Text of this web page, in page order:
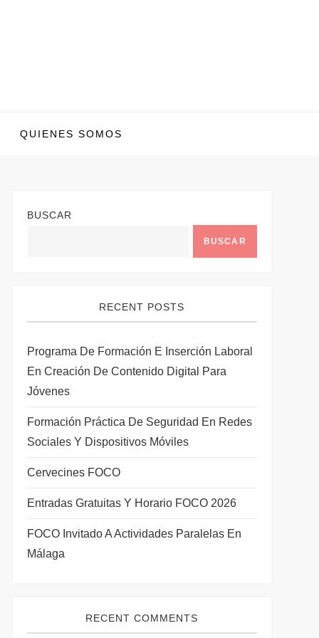
QUIENES SOMOS
BUSCAR
BUSCAR
RECENT POSTS
Programa De Formación E Inserción Laboral
En Creación De Contenido Digital Para
Jóvenes
Formación Práctica De Seguridad En Redes
Sociales Y Dispositivos Móviles
Cervecines FOCO
Entradas Gratuitas Y Horario FOCO 2026
FOCO Invitado A Actividades Paralelas En
Málaga
RECENT COMMENTS